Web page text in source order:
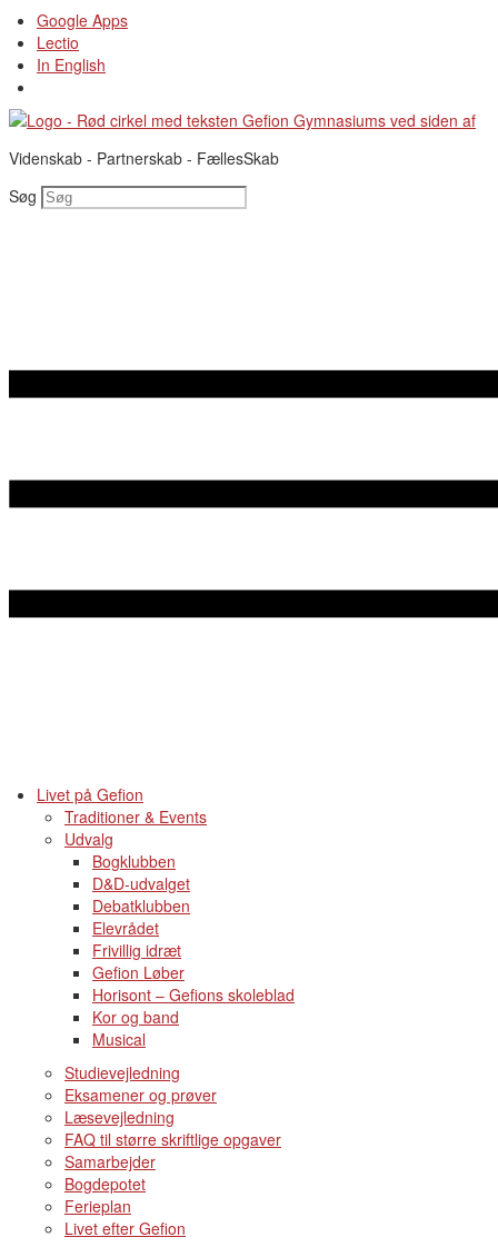
Videre
til
indhold
Google Apps
Lectio
In English
Videnskab - Partnerskab - FællesSkab
Søg
Livet på Gefion
Traditioner & Events
Udvalg
Bogklubben
D&D-udvalget
Debatklubben
Elevrådet
Frivillig idræt
Gefion Løber
Horisont – Gefions skoleblad
Kor og band
Musical
Studievejledning
Eksamener og prøver
Læsevejledning
FAQ til større skriftlige opgaver
Samarbejder
Bogdepotet
Ferieplan
Livet efter Gefion